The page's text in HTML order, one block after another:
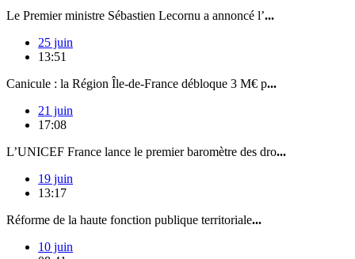
Le Premier ministre Sébastien Lecornu a annoncé l’...
25 juin
13:51
Canicule : la Région Île-de-France débloque 3 M€ p...
21 juin
17:08
L’UNICEF France lance le premier baromètre des dro...
19 juin
13:17
Réforme de la haute fonction publique territoriale...
10 juin